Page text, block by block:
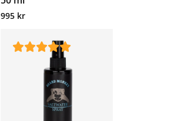
995 kr